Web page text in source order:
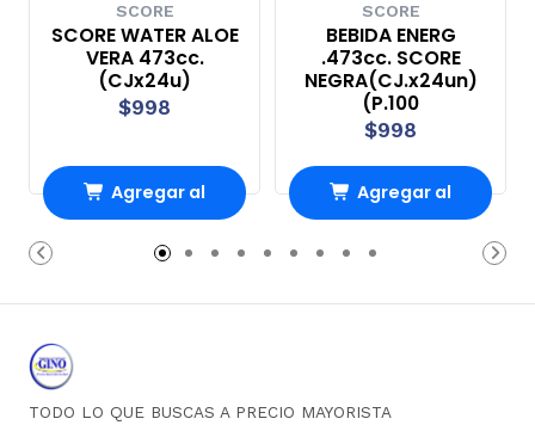
SCORE
SCORE WATER ALOE
VERA 473cc.
(CJx24u)
$998
Agregar al
Carro
SCORE
BEBIDA ENERG
.473cc. SCORE
NEGRA(CJ.x24un)
(P.100
$998
Agregar al
Carro
TODO LO QUE BUSCAS A PRECIO MAYORISTA